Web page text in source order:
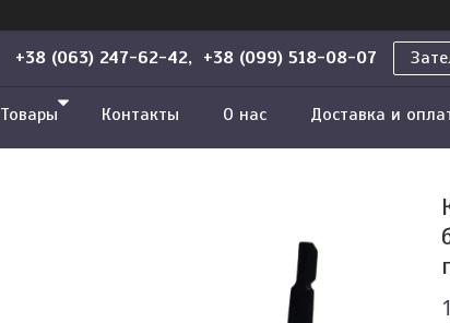
+38 (063) 247-62-42, +38 (099) 518-08-07
Товары Контакты О нас Доставка и